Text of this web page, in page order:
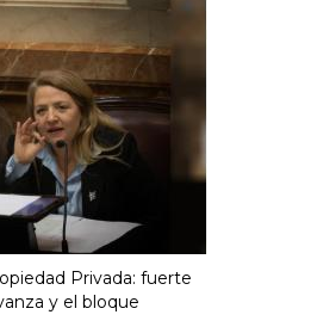
Privada: fuerte
y el bloque